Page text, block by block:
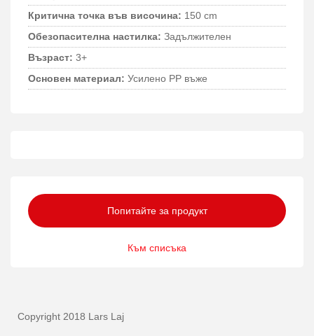
Критична точка във височина: 150 cm
Обезопасителна настилка: Задължителен
Възраст: 3+
Основен материал: Усилено PP въже
Попитайте за продукт
Към списъка
Copyright 2018 Lars Laj